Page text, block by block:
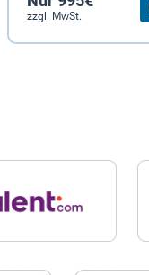
zzgl. MwSt.